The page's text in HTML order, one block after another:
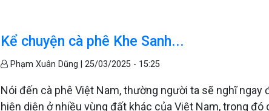
Kể chuyện cà phê Khe Sanh...
Phạm Xuân Dũng |25/03/2025 - 15:25
Nói đến cà phê Việt Nam, thường người ta sẽ nghĩ ngay
hiện diện ở nhiều vùng đất khác của Việt Nam, trong đó